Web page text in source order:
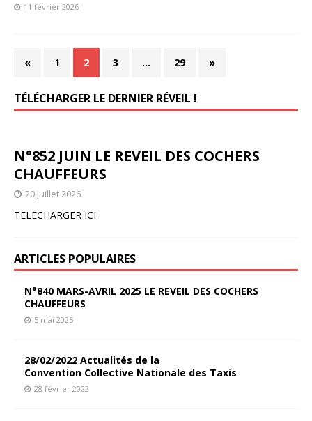
11 février 2026
« 1 2 3 … 29 »
TÉLÉCHARGER LE DERNIER RÉVEIL !
N°852 JUIN LE REVEIL DES COCHERS
CHAUFFEURS
20 juillet 2026
TELECHARGER ICI
ARTICLES POPULAIRES
N°840 MARS-AVRIL 2025 LE REVEIL DES COCHERS
CHAUFFEURS
5 mai 2025
28/02/2022 Actualités de la
Convention Collective Nationale des Taxis
28 février 2022